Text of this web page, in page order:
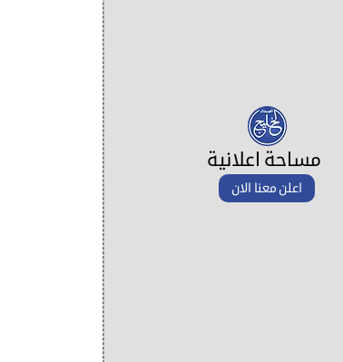
مساحة اعلانية
اعلن معنا الان